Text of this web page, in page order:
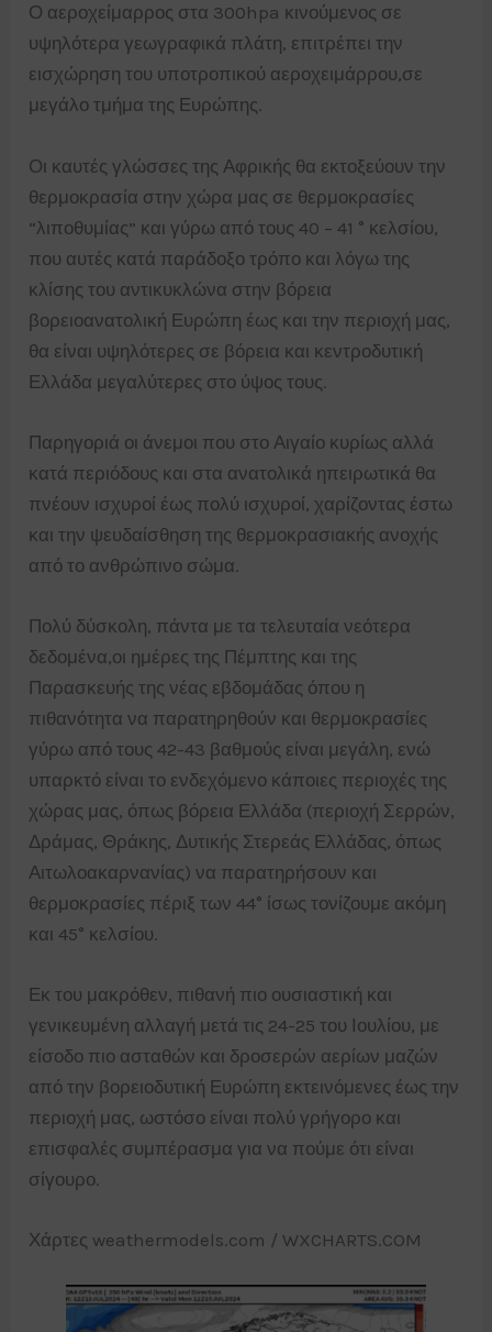
Ο αεροχείμαρρος στα 300hpa κινούμενος σε
υψηλότερα γεωγραφικά πλάτη, επιτρέπει την
εισχώρηση του υποτροπικού αεροχειμάρρου,σε
μεγάλο τμήμα της Ευρώπης.
Οι καυτές γλώσσες της Αφρικής θα εκτοξεύουν την
θερμοκρασία στην χώρα μας σε θερμοκρασίες
“λιποθυμίας” και γύρω από τους 40 – 41 ° κελσίου,
που αυτές κατά παράδοξο τρόπο και λόγω της
κλίσης του αντικυκλώνα στην βόρεια
βορειοανατολική Ευρώπη έως και την περιοχή μας,
θα είναι υψηλότερες σε βόρεια και κεντροδυτική
Ελλάδα μεγαλύτερες στο ύψος τους.
Παρηγοριά οι άνεμοι που στο Αιγαίο κυρίως αλλά
κατά περιόδους και στα ανατολικά ηπειρωτικά θα
πνέουν ισχυροί έως πολύ ισχυροί, χαρίζοντας έστω
και την ψευδαίσθηση της θερμοκρασιακής ανοχής
από το ανθρώπινο σώμα.
Πολύ δύσκολη, πάντα με τα τελευταία νεότερα
δεδομένα,οι ημέρες της Πέμπτης και της
Παρασκευής της νέας εβδομάδας όπου η
πιθανότητα να παρατηρηθούν και θερμοκρασίες
γύρω από τους 42-43 βαθμούς είναι μεγάλη, ενώ
υπαρκτό είναι το ενδεχόμενο κάποιες περιοχές της
χώρας μας, όπως βόρεια Ελλάδα (περιοχή Σερρών,
Δράμας, Θράκης, Δυτικής Στερεάς Ελλάδας, όπως
Αιτωλοακαρνανίας) να παρατηρήσουν και
θερμοκρασίες πέριξ των 44° ίσως τονίζουμε ακόμη
και 45° κελσίου.
Εκ του μακρόθεν, πιθανή πιο ουσιαστική και
γενικευμένη αλλαγή μετά τις 24-25 του Ιουλίου, με
είσοδο πιο ασταθών και δροσερών αερίων μαζών
από την βορειοδυτική Ευρώπη εκτεινόμενες έως την
περιοχή μας, ωστόσο είναι πολύ γρήγορο και
επισφαλές συμπέρασμα για να πούμε ότι είναι
σίγουρο.
Χάρτες weathermodels.com / WXCHARTS.COM